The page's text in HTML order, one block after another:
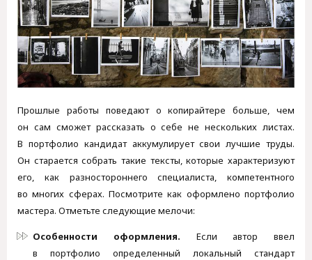
Прошлые работы поведают о копирайтере больше, чем
он сам сможет рассказать о себе не нескольких листах.
В портфолио кандидат аккумулирует свои лучшие труды.
Он старается собрать такие тексты, которые характеризуют
его, как разностороннего специалиста, компетентного
во многих сферах. Посмотрите как оформлено портфолио
мастера. Отметьте следующие мелочи:
Особенности оформления. Если автор ввел
в портфолио определенный локальный стандарт